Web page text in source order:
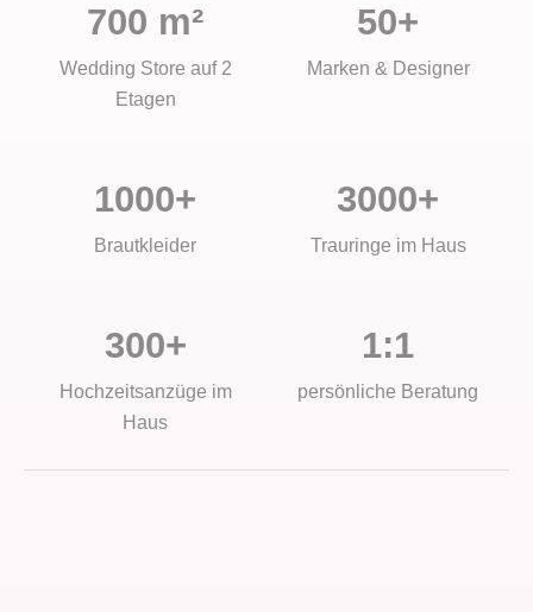
700 m²
Wedding Store auf 2
Etagen
50+
Marken & Designer
1000+
Brautkleider
3000+
Trauringe im Haus
300+
Hochzeitsanzüge im
Haus
1:1
persönliche Beratung